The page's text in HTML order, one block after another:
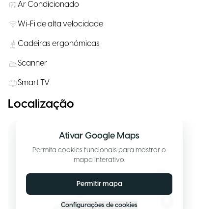
Ar Condicionado
Wi-Fi de alta velocidade
Cadeiras ergonómicas
Scanner
Smart TV
Localização
Ativar Google Maps
Permita cookies funcionais para mostrar o
mapa interativo.
Permitir mapa
Configurações de cookies